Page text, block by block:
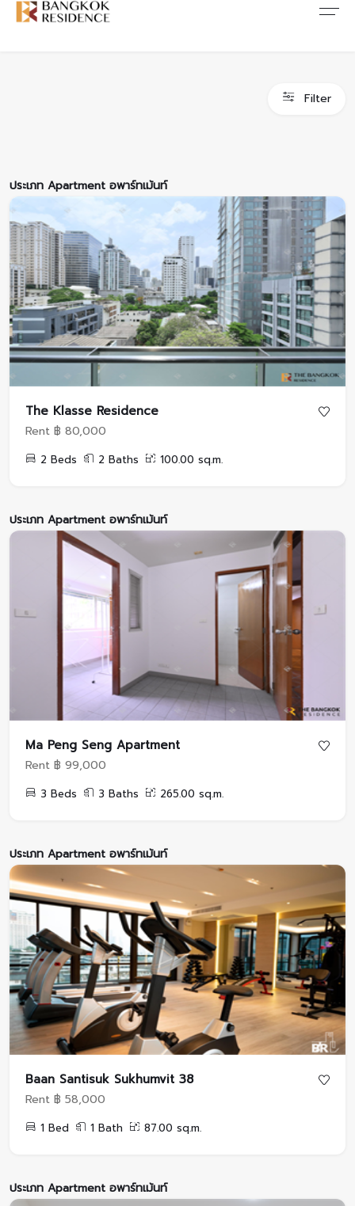
Filter
ประเภท Apartment อพาร์ทเม้นท์
The Klasse Residence
Rent ฿ 80,000
2 Beds 2 Baths 100.00 sq.m.
ประเภท Apartment อพาร์ทเม้นท์
Ma Peng Seng Apartment
Rent ฿ 99,000
3 Beds 3 Baths 265.00 sq.m.
ประเภท Apartment อพาร์ทเม้นท์
Baan Santisuk Sukhumvit 38
Rent ฿ 58,000
1 Bed 1 Bath 87.00 sq.m.
ประเภท Apartment อพาร์ทเม้นท์
About Us
Contact Us